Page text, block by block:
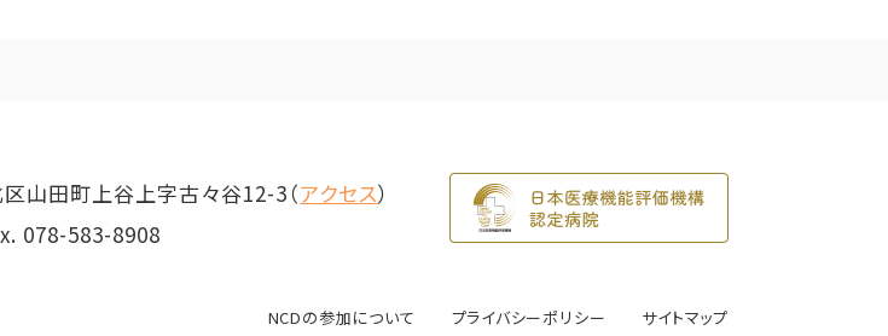
山田町上谷上字古々谷12-3（アクセス）
078-583-8908
NCDの参加について プライバシーポリシー サイトマップ